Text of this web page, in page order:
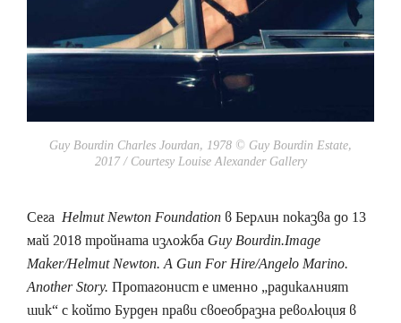
Guy Bourdin Charles Jourdan, 1978 © Guy Bourdin Estate,
2017 / Courtesy Louise Alexander Gallery
Сега Helmut Newton Foundation в Берлин показва до 13
май 2018 тройната изложбаGuy Bourdin.Image
Maker/Helmut Newton. A Gun For Hire/Angelo Marino.
Another Story. Протагонист е именно „радикалният
шик“ с който Бурден прави своеобразна революция в